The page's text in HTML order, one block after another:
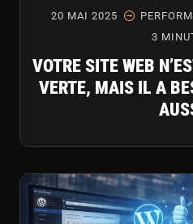
20 MAI 2025
3
VOTRE SITE WEB
VERTE, MAIS IL A